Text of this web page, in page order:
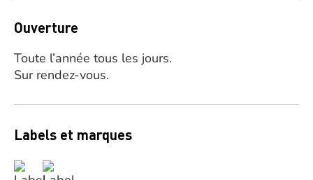
Ouverture
Toute l’année tous les jours.
Sur rendez-vous.
Labels et marques